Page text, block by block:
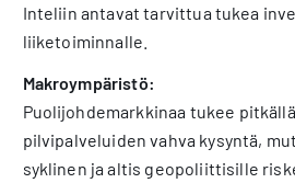
Inteliin antavat tarvittua tukea
liiketoiminnalle.
Makroympäristö:
Puolijohdemarkkinaa tukee
pilvipalveluiden vahva kysyntä,
syklinen ja altis geopoliittisille